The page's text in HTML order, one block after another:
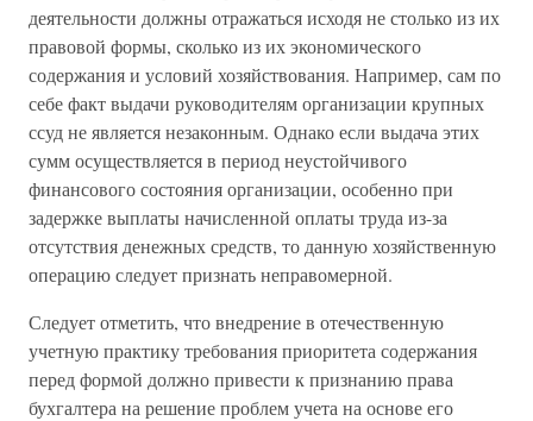
деятельности должны отражаться исходя не столько из их
правовой формы, сколько из их экономического
содержания и условий хозяйствования. Например, сам по
себе факт выдачи руководителям организации крупных
ссуд не является незаконным. Однако если выдача этих
сумм осуществляется в период неустойчивого
финансового состояния организации, особенно при
задержке выплаты начисленной оплаты труда из-за
отсутствия денежных средств, то данную хозяйственную
операцию следует признать неправомерной.
Следует отметить, что внедрение в отечественную
учетную практику требования приоритета содержания
перед формой должно привести к признанию права
бухгалтера на решение проблем учета на основе его